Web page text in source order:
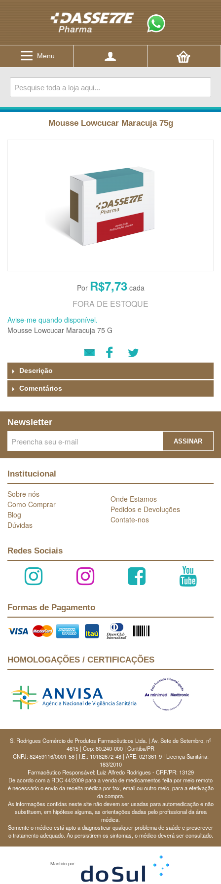
Menu
Mousse Lowcucar Maracuja 75g
R$7,73
FORA DE ESTOQUE
Avise-me quando disponível.
Mousse Lowcucar Maracuja 75 G
Descrição
Comentários
Newsletter
ASSINAR
Institucional
Sobre nós
Como Comprar
Blog
Dúvidas
Onde Estamos
Pedidos e Devoluções
Contate-nos
Redes Sociais
Formas de Pagamento
HOMOLOGAÇÕES / CERTIFICAÇÕES
S. Rodrigues Comércio de Produtos Farmacêuticos Ltda. | Av. Sete de Setembro, nº
4615 | Cep: 80.240-000 | Curitiba/PR
CNPJ: 82459116/0001-58 | I.E.: 10182672-48 | AFE: 021361-9 | Licença Sanitária:
183/2010
Farmacêutico Responsável: Luiz Alfredo Rodrigues - CRF/PR: 13129
De acordo com a RDC 44/2009 para a venda de medicamentos feita por meio remoto
é necessário o envio da receita médica por fax, email ou outro meio, para a efetivação
da compra.
As informações contidas neste site não devem ser usadas para automedicação e não
substituem, em hipótese alguma, as orientações dadas pelo profissional da área
médica.
Somente o médico está apto a diagnosticar qualquer problema de saúde e prescrever
o tratamento adequado. Ao persistirem os sintomas, o médico deverá ser consultado.
Mantido por: